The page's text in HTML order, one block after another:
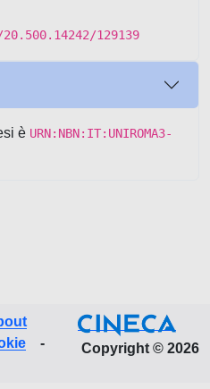
129139
è URN:NBN:IT:UNIROMA3-
-
Copyright © 2026